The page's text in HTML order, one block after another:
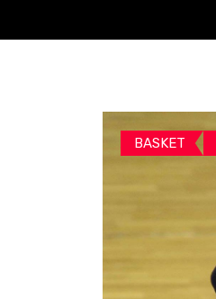
BASKET